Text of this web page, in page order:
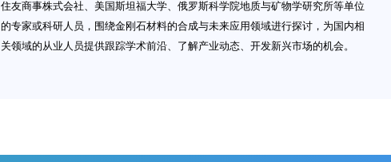
住友商事株式会社、美国斯坦福大学、俄罗斯科学院地质与矿物学研究所等单位
的专家或科研人员，围绕金刚石材料的合成与未来应用领域进行探讨，为国内相
关领域的从业人员提供跟踪学术前沿、了解产业动态、开发新兴市场的机会。